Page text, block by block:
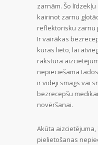
zarnām. Šo
kairinot zarnu
reflektorisku zarnu
Ir vairākas
kuras lieto, lai
rakstura
nepieciešama
ir vidēji smags vai
bezrecepšu
novēršanai.
Akūta
pielietošanas